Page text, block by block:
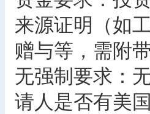
来源证明（如
赠与等，需附
无强制要求：
请人是否有美